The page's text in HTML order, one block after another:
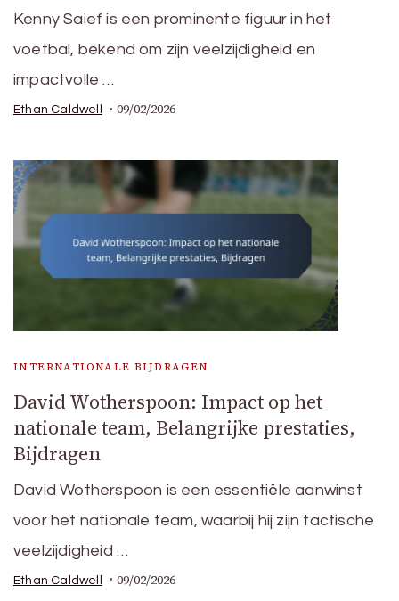
Kenny Saief is een prominente figuur in het
voetbal, bekend om zijn veelzijdigheid en
impactvolle …
Ethan Caldwell 09/02/2026
INTERNATIONALE BIJDRAGEN
David Wotherspoon: Impact op het
nationale team, Belangrijke prestaties,
Bijdragen
David Wotherspoon is een essentiële aanwinst
voor het nationale team, waarbij hij zijn tactische
veelzijdigheid …
Ethan Caldwell 09/02/2026